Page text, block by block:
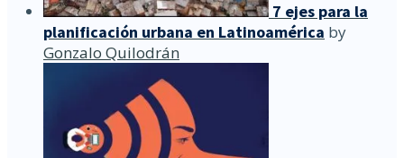
7 ejes para la
planificación urbana en Latinoamérica by
Gonzalo Quilodrán